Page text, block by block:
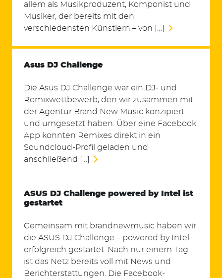
allem als Musikproduzent, Komponist und
Musiker, der bereits mit den
verschiedensten Künstlern – von […]
Asus DJ Challenge
Die Asus DJ Challenge war ein DJ- und
Remixwettbewerb, den wir zusammen mit
der Agentur Brand New Music konzipiert
und umgesetzt haben. Über eine Facebook
App konnten Remixes direkt in ein
Soundcloud-Profil geladen und
anschließend […]
ASUS DJ Challenge powered by Intel ist
gestartet
Gemeinsam mit brandnewmusic haben wir
die ASUS DJ Challenge – powered by Intel
erfolgreich gestartet. Nach nur einem Tag
ist das Netz bereits voll mit News und
Berichterstattungen. Die Facebook-